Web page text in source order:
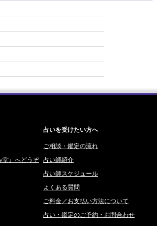
、自分の中の回路がひらく｜好奇心を持ち続け
ャ)
分を消さずに、調和を育てる日
。後悔は消せないけれど未来を変えていくこと
-)
堂』へどうぞ
占いを受けたい方へ
ご相談・鑑定の流れ
占い師紹介
占い師スケジュール
よくある質問
ご料金／お支払い方法について
占い・鑑定のご予約・お問合わせ